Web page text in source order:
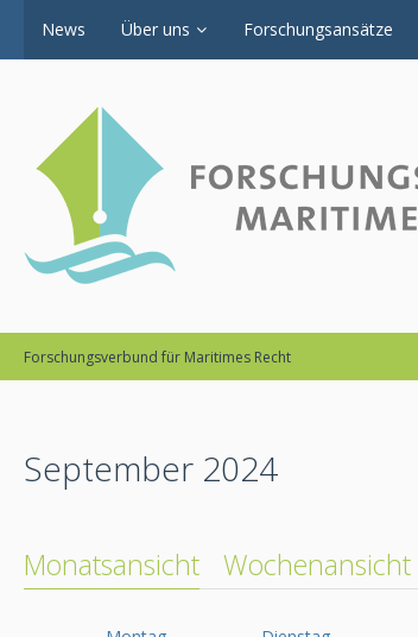
News Über uns Forschungsansätze
Forschungsverbund für Maritimes Recht
September 2024
Monatsansicht Wochenansicht